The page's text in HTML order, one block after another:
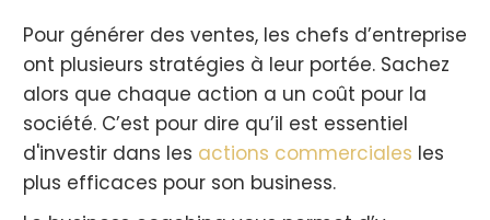
Pour générer des ventes, les chefs d’entreprise
ont plusieurs stratégies à leur portée. Sachez
alors que chaque action a un coût pour la
société. C’est pour dire qu’il est essentiel
d'investir dans les actions commerciales les
plus efficaces pour son business.